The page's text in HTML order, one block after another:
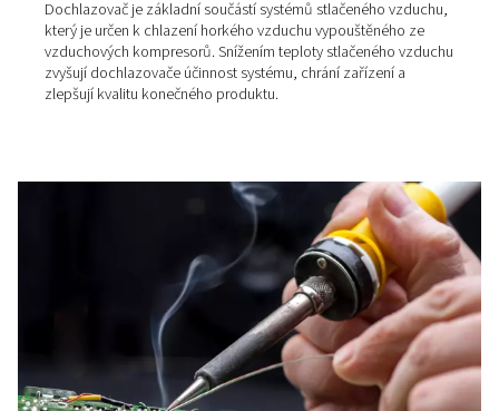
Jak pivovary prosperují díky
dusíku a jeho vlastní výrobě
přímo v místě spotřeby
Vyrábějte dusík přímo ve svém provozu a snižte